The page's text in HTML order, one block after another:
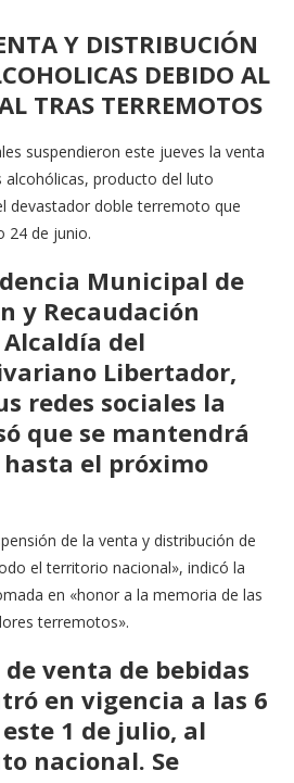
Y DISTRIBUCIÓN
DEBIDO AL
TRAS TERREMOTOS
suspendieron este jueves la venta
alcohólicas, producto del luto
devastador doble terremoto que
24 de junio.
Municipal de
y Recaudación
del
Libertador,
redes sociales la
que se mantendrá
el próximo
de la venta y distribución de
el territorio nacional», indicó la
en «honor a la memoria de las
terremotos».
de venta de bebidas
en vigencia a las 6
1 de julio, al
nacional. Se